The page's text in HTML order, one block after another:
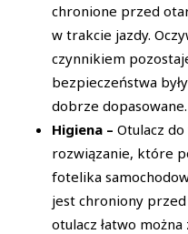
chronione przed
w trakcie jazdy.
czynnikiem
bezpieczeństwa
dobrze dopasowane.
Higiena –Otulacz
rozwiązanie, które
fotelika
jest chroniony
otulacz łatwo